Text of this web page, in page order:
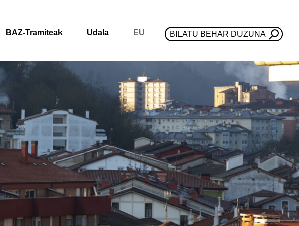
BAZ-Tramiteak Udala EU BILATU BEHAR DUZUNA